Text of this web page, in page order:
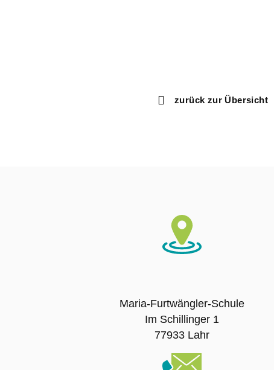
zurück zur Übersicht
Maria-Furtwängler-Schule
Im Schillinger 1
77933 Lahr